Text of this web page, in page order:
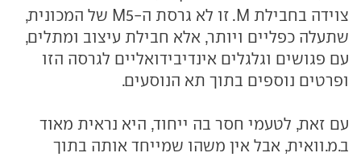
צוידה בחבילת M. זו לא גרסת ה-M5 של המכונית,
שתעלה כפליים ויותר, אלא חבילת עיצוב ומתלים,
עם פגושים וגלגלים אינדיבידואליים לגרסה הזו
ופרטים נוספים בתוך תא הנוסעים.
עם זאת, לטעמי חסר בה ייחוד, היא נראית מאוד
ב.מ.וואית, אבל אין משהו שמייחד אותה בתוך